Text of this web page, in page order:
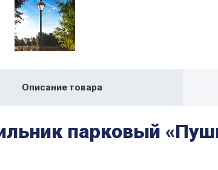
Описание товара
парковый